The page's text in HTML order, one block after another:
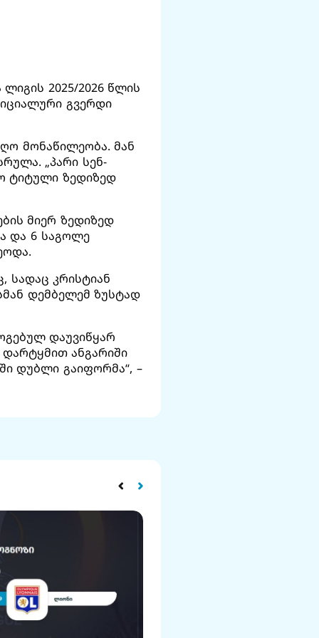
ლიგის 2025/2026 წლის
გვერდი
მონაწილეობა. მან
„პარი სენ-
ტიტული ზედიზედ
მიერ ზედიზედ
და 6 საგოლე
სადაც კრისტიან
დემბელემ ზუსტად
დაუვიწყარ
ანგარიში
დუბლი გაიფორმა“, –